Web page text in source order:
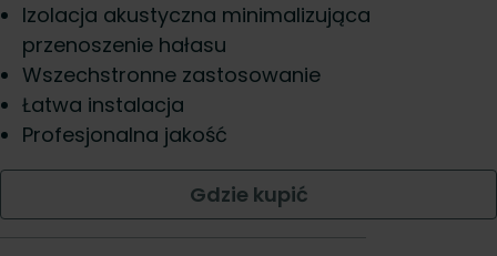
Izolacja akustyczna minimalizująca
przenoszenie hałasu
Wszechstronne zastosowanie
Łatwa instalacja
Profesjonalna jakość
Gdzie kupić